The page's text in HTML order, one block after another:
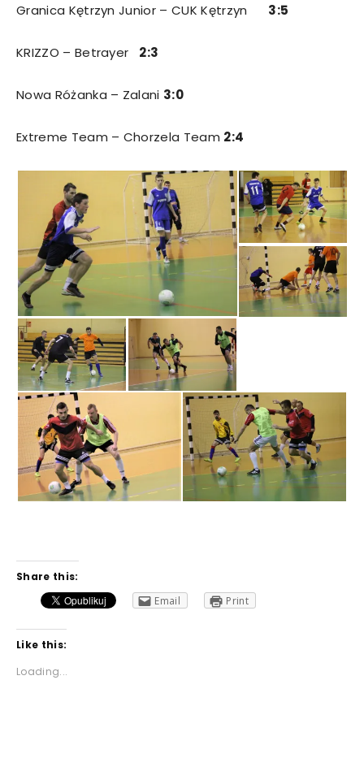
Granica Kętrzyn Junior – CUK Kętrzyn 3:5
KRIZZO – Betrayer 2:3
Nowa Różanka – Zalani 3:0
Extreme Team – Chorzela Team 2:4
Share this:
Email
Print
Like this:
Loading...